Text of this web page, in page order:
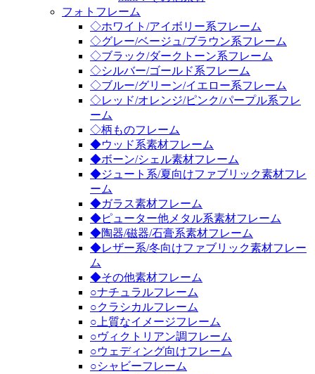
フォトフレーム
◇ホワイト/アイボリー系フレーム
◇グレー/ベージュ/ブラウン系フレーム
◇ブラック/ダークトーン系フレーム
◇シルバー/ゴールド系フレーム
◇ブルー/グリーン/イエロー系フレーム
◇レッド/オレンジ/ピンク/パープル系フレ
ーム
◇柄ものフレーム
◆ウッド系素材フレーム
◆ボーン/シェル素材フレーム
◆ジュート系/夏向けファブリック素材フレ
ーム
◆ガラス素材フレーム
◆ピューター他メタル系素材フレーム
◆陶器/磁器/石膏系素材フレーム
◆レザー系/冬向けファブリック素材フレー
ム
◆その他素材フレーム
○ナチュラルフレーム
○クラシカルフレーム
○上質なイメージフレーム
○ヴィクトリアン調フレーム
○ウェディング向けフレーム
○シャビーフレーム